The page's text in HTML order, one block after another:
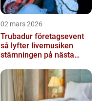
02 mars 2026
Trubadur företagsevent
så lyfter livemusiken
stämningen på nästa